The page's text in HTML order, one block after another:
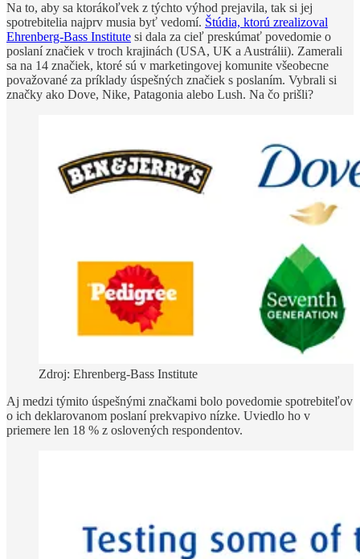
Na to, aby sa ktorákoľvek z týchto výhod prejavila, tak si jej
spotrebitelia najprv musia byť vedomí. Štúdia, ktorú zrealizoval
Ehrenberg-Bass Institute si dala za cieľ preskúmať povedomie o
poslaní značiek v troch krajinách (USA, UK a Austrálii). Zamerali
sa na 14 značiek, ktoré sú v marketingovej komunite všeobecne
považované za príklady úspešných značiek s poslaním. Vybrali si
značky ako Dove, Nike, Patagonia alebo Lush. Na čo prišli?
Zdroj: Ehrenberg-Bass Institute
Aj medzi týmito úspešnými značkami bolo povedomie spotrebiteľov
o ich deklarovanom poslaní prekvapivo nízke. Uviedlo ho v
priemere len 18 % z oslovených respondentov.